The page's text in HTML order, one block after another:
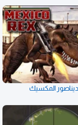
ديناصور المكسيك